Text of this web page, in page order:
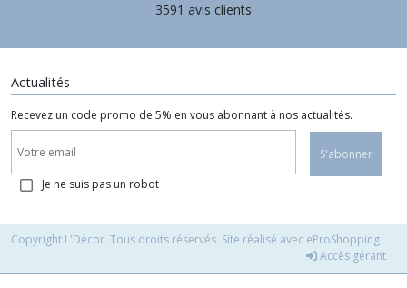
3591 avis clients
Actualités
Recevez un code promo de 5% en vous abonnant à nos actualités.
S'abonner
Je ne suis pas un robot
Copyright L'Décor. Tous droits réservés. Site réalisé avec eProShopping
Accès gérant